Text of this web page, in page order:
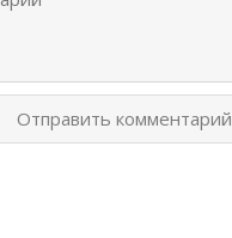
Отправить комментарий